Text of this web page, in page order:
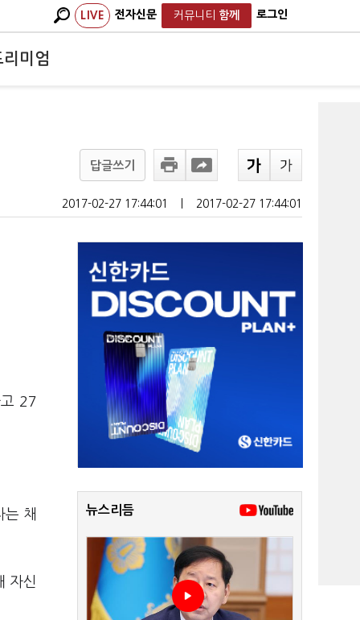
LIVE 전자신문 커뮤니티 함께 로그인
리미엄
답글쓰기
2017-02-27 17:44:01 2017-02-27 17:44:01
27
는 채
자신
뉴스리듬